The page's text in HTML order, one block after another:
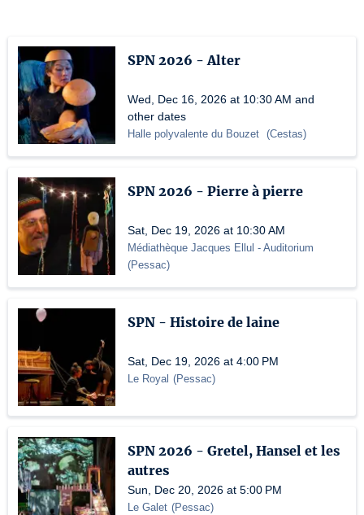
SPN 2026 - Alter
Wed, Dec 16, 2026 at 10:30 AM and
other dates
Halle polyvalente du Bouzet (Cestas)
SPN 2026 - Pierre à pierre
Sat, Dec 19, 2026 at 10:30 AM
Médiathèque Jacques Ellul - Auditorium
(Pessac)
SPN - Histoire de laine
Sat, Dec 19, 2026 at 4:00 PM
Le Royal (Pessac)
SPN 2026 - Gretel, Hansel et les
autres
Sun, Dec 20, 2026 at 5:00 PM
Le Galet (Pessac)